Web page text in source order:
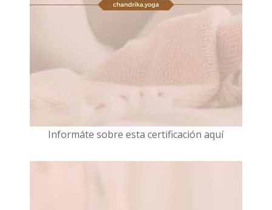
Informáte sobre esta certificación aquí